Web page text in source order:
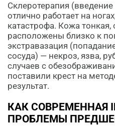
Склеротерапия
отлично работает на
катастрофа. Кожа
расположены близко к
экстравазация
сосуда) — некроз, язва,
случаев с
поставили крест на
результат.
КАК СОВРЕМЕННАЯ
ПРОБЛЕМЫ